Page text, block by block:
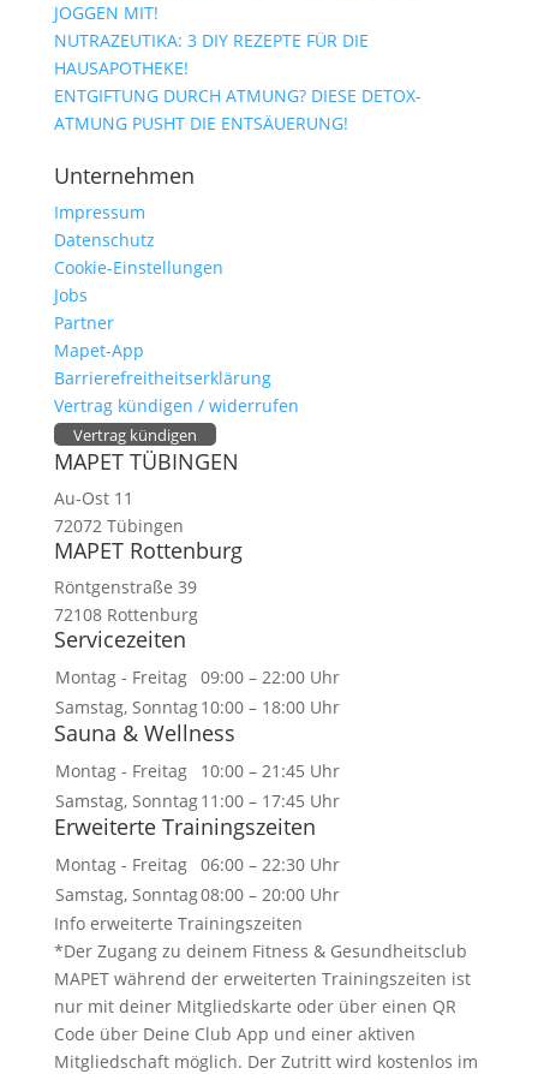
JOGGEN MIT!
NUTRAZEUTIKA: 3 DIY REZEPTE FÜR DIE
HAUSAPOTHEKE!
ENTGIFTUNG DURCH ATMUNG? DIESE DETOX-
ATMUNG PUSHT DIE ENTSÄUERUNG!
Unternehmen
Impressum
Datenschutz
Cookie-Einstellungen
Jobs
Partner
Mapet-App
Barrierefreitheitserklärung
Vertrag kündigen / widerrufen
Vertrag kündigen
MAPET TÜBINGEN
Au-Ost 11
72072 Tübingen
MAPET Rottenburg
Röntgenstraße 39
72108 Rottenburg
Servicezeiten
Montag - Freitag 09:00 – 22:00 Uhr
Samstag, Sonntag10:00 – 18:00 Uhr
Sauna & Wellness
Montag - Freitag
10:00 – 21:45 Uhr
Samstag, Sonntag11:00 – 17:45 Uhr
Erweiterte Trainingszeiten
Montag - Freitag 06:00 – 22:30 Uhr
Samstag, Sonntag08:00 – 20:00 Uhr
Info erweiterte Trainingszeiten
*Der Zugang zu deinem Fitness & Gesundheitsclub
MAPET während der erweiterten Trainingszeiten ist
nur mit deiner Mitgliedskarte oder über einen QR
Code über Deine Club App und einer aktiven
Mitgliedschaft möglich. Der Zutritt wird kostenlos im